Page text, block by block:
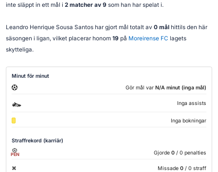
inte släppt in ett mål i 2 matcher av 9 som han har spelat i.
Leandro Henrique Sousa Santos har gjort mål totalt av 0 mål hittils den här
säsongen i ligan, vilket placerar honom 19 på Moreirense FC lagets
skytteliga.
Minut för minut
Gör mål var N/A minut (inga mål)
Inga assists
Inga bokningar
Straffrekord (karriär)
PEN Gjorde 0 / 0 penalties
Missade 0 / 0 straff